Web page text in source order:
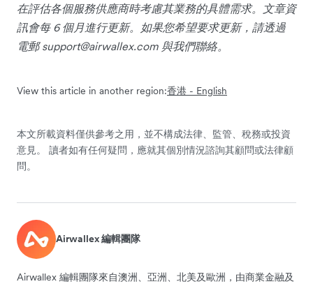
在評估各個服務供應商時考慮其業務的具體需求。文章資
訊會每 6 個月進行更新。如果您希望要求更新，請透過
電郵support@airwallex.com 與我們聯絡。
View this article in another region:香港 - English
本文所載資料僅供參考之用，並不構成法律、監管、稅務或投資
意見。 讀者如有任何疑問，應就其個別情況諮詢其顧問或法律顧
問。
Airwallex 編輯團隊
Airwallex 編輯團隊來自澳洲、亞洲、北美及歐洲，由商業金融及